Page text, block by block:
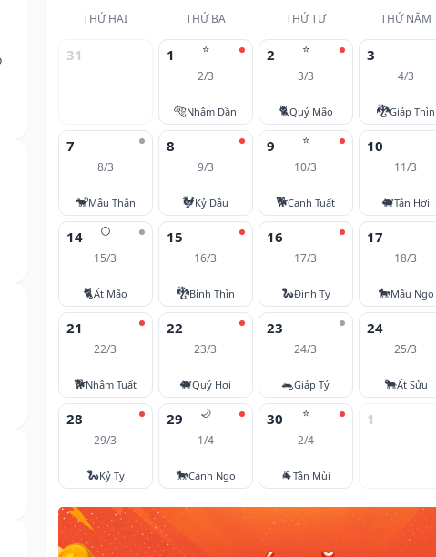
THỨ HAI THỨ BA THỨ TƯ THỨ NĂM
31 ⭐
1
2/3
🐅Nhâm Dần
⭐
2
3/3
🐈Quý Mão
3
4/3
🐉Giáp Thìn
7
8/3
🐒Mậu Thân
8
9/3
🐓Kỷ Dậu
⭐
9
10/3
🐕Canh Tuất
10
11/3
🐖Tân Hợi
🌕
14
15/3
🐈Ất Mão
15
16/3
🐉Bính Thìn
16
17/3
🐍Đinh Tỵ
17
18/3
🐎Mậu Ngọ
21
22/3
🐕Nhâm Tuất
22
23/3
🐖Quý Hợi
23
24/3
🐀Giáp Tý
24
25/3
🐂Ất Sửu
28
29/3
🐍Kỷ Tỵ
🌙
29
1/4
🐎Canh Ngọ
⭐
30
2/4
🐐Tân Mùi
1